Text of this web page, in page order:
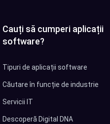
Cauți să cumperi aplicații
software?
Tipuri de aplicații software
Căutare în funcție de industrie
Servicii IT
Descoperă Digital DNA